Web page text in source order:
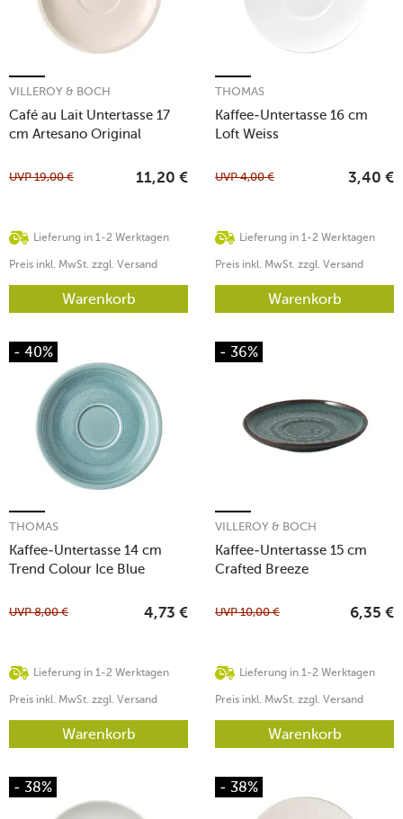
Café au Lait Untertasse 17
cm Artesano Original
VILLEROY & BOCH
Lieferung in 1-2 Werktagen
UVP19,00 € 11,20 €
Preis inkl. MwSt. zzgl. Versand
Warenkorb
Kaffee-Untertasse 16 cm
Loft Weiss
THOMAS
Lieferung in 1-2 Werktagen
UVP4,00 € 3,40 €
Preis inkl. MwSt. zzgl. Versand
Warenkorb
- 40%
Kaffee-Untertasse 14 cm
Trend Colour Ice Blue
THOMAS
Lieferung in 1-2 Werktagen
UVP8,00 € 4,73 €
Preis inkl. MwSt. zzgl. Versand
Warenkorb
- 36%
Kaffee-Untertasse 15 cm
Crafted Breeze
VILLEROY & BOCH
Lieferung in 1-2 Werktagen
UVP10,00 € 6,35 €
Preis inkl. MwSt. zzgl. Versand
Warenkorb
- 38% - 38%